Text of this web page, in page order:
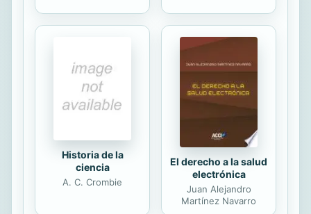
Historia de la
ciencia
A. C. Crombie
El derecho a la salud
electrónica
Juan Alejandro
Martínez Navarro